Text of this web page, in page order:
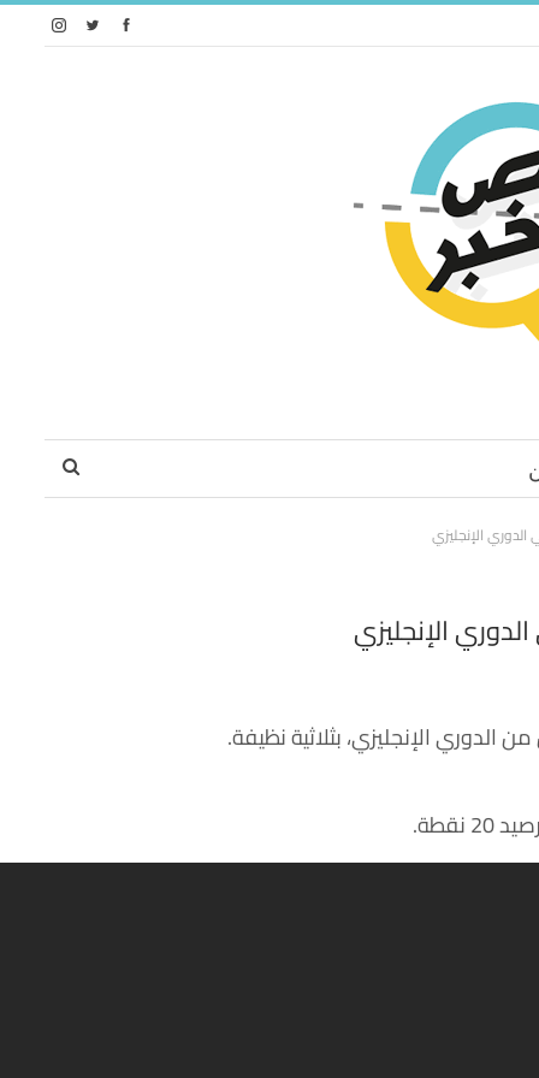
الإنجليزي
الإنجليزي
الإنجليزي، بثلاثية نظيفة.